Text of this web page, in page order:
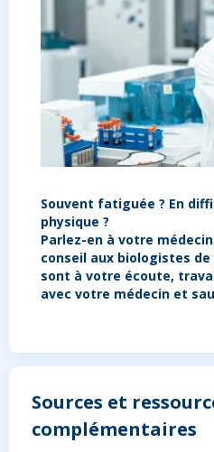
Souvent fatiguée ? En
physique ?
Parlez-en à votre
conseil aux biologistes
sont à votre écoute,
avec votre médecin et
Sources et
complémentaires